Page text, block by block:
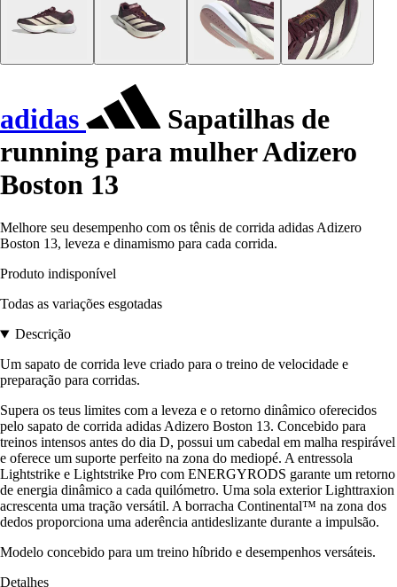
adidas
Sapatilhas de
running para mulher Adizero
Boston 13
Melhore seu desempenho com os tênis de corrida adidas Adizero
Boston 13, leveza e dinamismo para cada corrida.
Produto indisponível
Todas as variações esgotadas
Descrição
Um sapato de corrida leve criado para o treino de velocidade e
preparação para corridas.
Supera os teus limites com a leveza e o retorno dinâmico oferecidos
pelo sapato de corrida adidas Adizero Boston 13. Concebido para
treinos intensos antes do dia D, possui um cabedal em malha respirável
e oferece um suporte perfeito na zona do mediopé. A entressola
Lightstrike e Lightstrike Pro com ENERGYRODS garante um retorno
de energia dinâmico a cada quilómetro. Uma sola exterior Lighttraxion
acrescenta uma tração versátil. A borracha Continental™ na zona dos
dedos proporciona uma aderência antideslizante durante a impulsão.
Modelo concebido para um treino híbrido e desempenhos versáteis.
Detalhes